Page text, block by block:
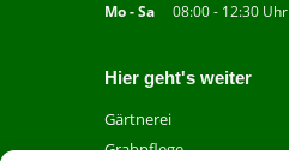
Mo - Sa08:00 - 12:30 Uhr
Hier geht's weiter
Gärtnerei
Grabpflege